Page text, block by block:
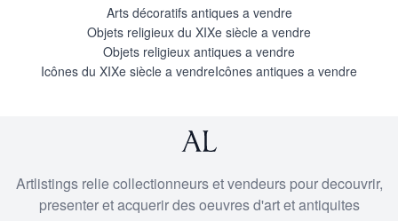
Arts décoratifs antiques a vendre
Objets religieux du XIXe siècle a vendre
Objets religieux antiques a vendre
Icônes du XIXe siècle a vendreIcônes antiques a vendre
Artlistings relie collectionneurs et vendeurs pour decouvrir,
presenter et acquerir des oeuvres d'art et antiquites